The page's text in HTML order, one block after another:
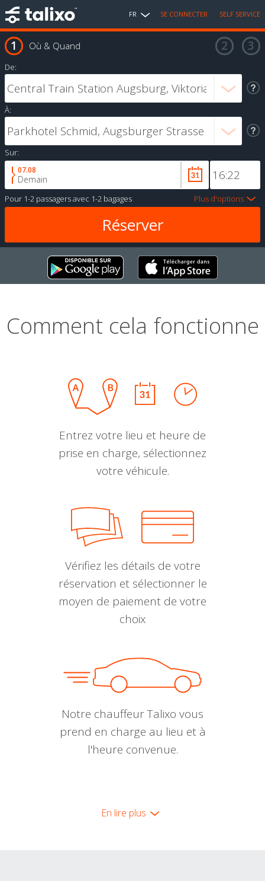
FR SE CONNECTER SELF SERVICE
Où & Quand
De:
À:
Sur:
07.08
Demain
Pour 1-2 passagersavec 1-2 bagages Plus d'options
Comment cela fonctionne
Entrez votre lieu et heure de
prise en charge, sélectionnez
votre véhicule.
Vérifiez les détails de votre
réservation et sélectionner le
moyen de paiement de votre
choix
Notre chauffeur Talixo vous
prend en charge au lieu et à
l'heure convenue.
En lire plus